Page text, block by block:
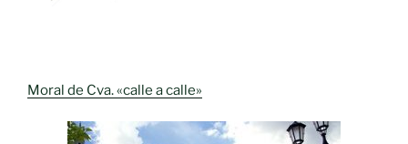
Moral de Cva. «calle a calle»